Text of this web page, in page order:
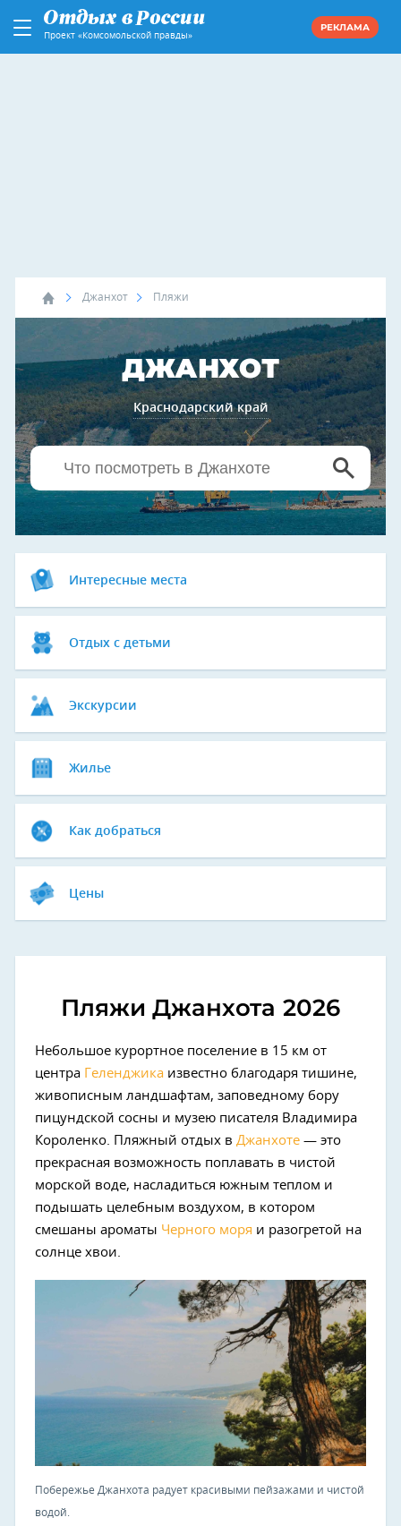
Проект «Комсомольской правды»
РЕКЛАМА
Джанхот Пляжи
ДЖАНХОТ
Краснодарский край
Интересные места
Отдых с детьми
Экскурсии
Жилье
Как добраться
Цены
Пляжи Джанхота 2026
Небольшое курортное поселение в 15 км от
центра
Геленджика известно благодаря тишине,
живописным ландшафтам, заповедному бору
пицундской сосны и музею писателя Владимира
Короленко. Пляжный отдых в Джанхоте — это
прекрасная возможность поплавать в чистой
морской воде, насладиться южным теплом и
подышать целебным воздухом, в котором
смешаны ароматы Черного моря и разогретой на
солнце хвои.
Побережье Джанхота радует красивыми пейзажами и чистой
водой.